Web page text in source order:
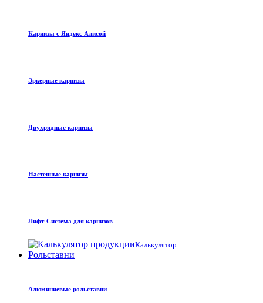
Карнизы с Яндекс Алисой
Эркерные карнизы
Двухрядные карнизы
Настенные карнизы
Лифт-Система для карнизов
Калькулятор
Рольставни
Алюминиевые рольставни